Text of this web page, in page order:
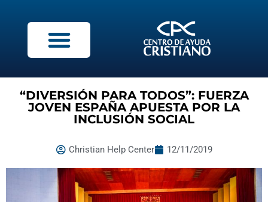
“DIVERSIÓN PARA TODOS”: FUERZA
JOVEN ESPAÑA APUESTA POR LA
INCLUSIÓN SOCIAL
Christian Help Center 12/11/2019